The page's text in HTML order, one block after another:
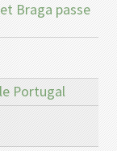
Braga passe
Portugal